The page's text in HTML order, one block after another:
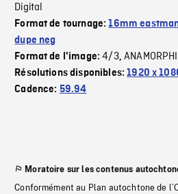
Digital
Format de tournage:16mm
dupe neg
Format de l'image:4/3,
Résolutions disponibles:1920 x
Cadence: 59.94
Moratoire sur les contenus
Conformément au Plan autochtone de